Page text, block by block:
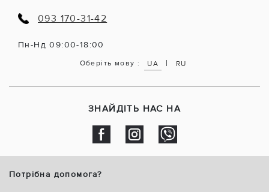
093 170-31-42
Пн-Нд 09:00-18:00
Оберіть мову : UA | RU
ЗНАЙДІТЬ НАС НА
Потрібна допомога?